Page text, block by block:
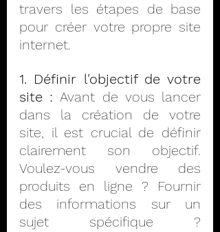
travers les étapes de base
pour créer votre propre site
internet.
1. Définir l'objectif de votre
site : Avant de vous lancer
dans la création de votre
site, il est crucial de définir
clairement son objectif.
Voulez-vous vendre des
produits en ligne ? Fournir
des informations sur un
sujet spécifique ?